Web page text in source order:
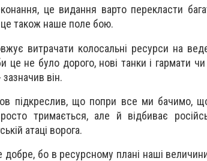
це видання варто перекласти
також наше поле бою.
витрачати колосальні ресурси на
це не було дорого, нові танки і гармати
він.
підкреслив, що попри все ми бачимо,
тримається, але й відбиває
атаці ворога.
бо в ресурсному плані наші